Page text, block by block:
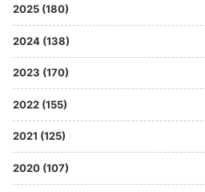
2025 (180)
2024 (138)
2023 (170)
2022 (155)
2021 (125)
2020 (107)